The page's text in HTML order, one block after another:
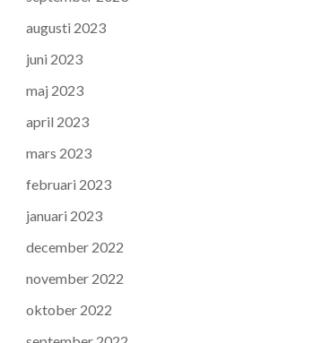
augusti 2023
juni 2023
maj 2023
april 2023
mars 2023
februari 2023
januari 2023
december 2022
november 2022
oktober 2022